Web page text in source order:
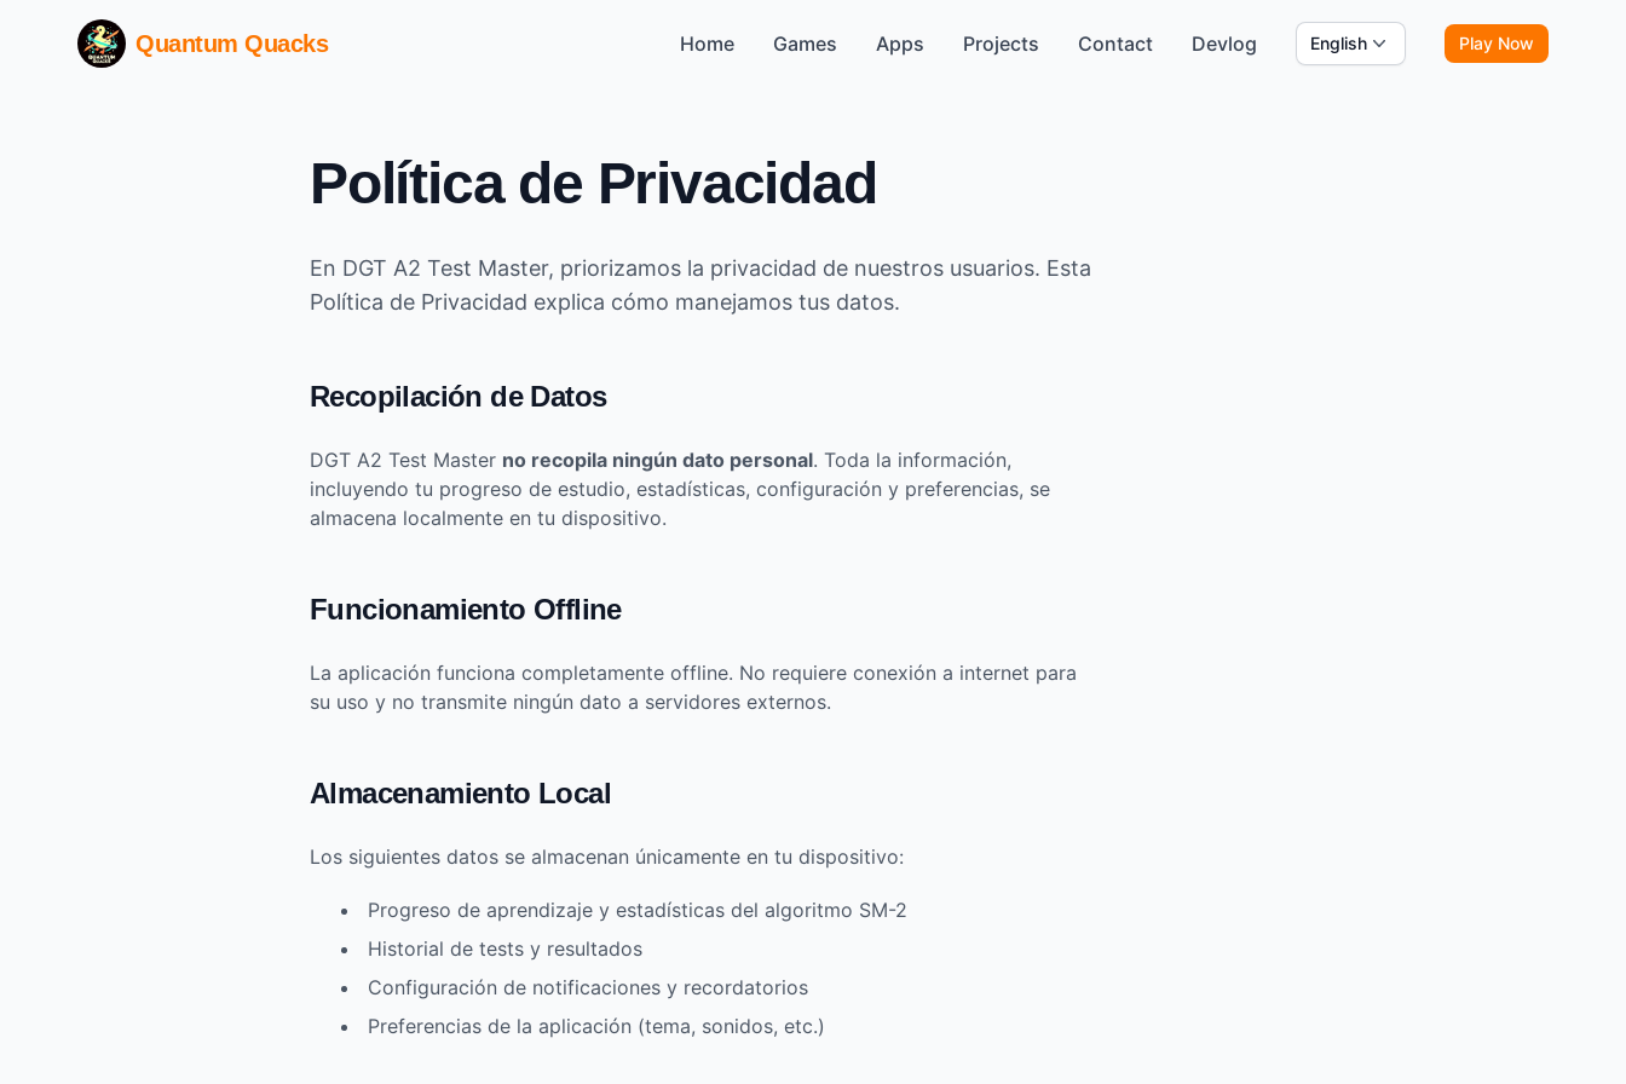
Quantum Quacks Home Games Apps Projects Contact Devlog English Play Now
Política de Privacidad
En DGT A2 Test Master, priorizamos la privacidad de nuestros usuarios. Esta
Política de Privacidad explica cómo manejamos tus datos.
Recopilación de Datos
DGT A2 Test Master no recopila ningún dato personal. Toda la información,
incluyendo tu progreso de estudio, estadísticas, configuración y preferencias, se
almacena localmente en tu dispositivo.
Funcionamiento Offline
La aplicación funciona completamente offline. No requiere conexión a internet para
su uso y no transmite ningún dato a servidores externos.
Almacenamiento Local
Los siguientes datos se almacenan únicamente en tu dispositivo:
Progreso de aprendizaje y estadísticas del algoritmo SM-2
Historial de tests y resultados
Configuración de notificaciones y recordatorios
Preferencias de la aplicación (tema, sonidos, etc.)